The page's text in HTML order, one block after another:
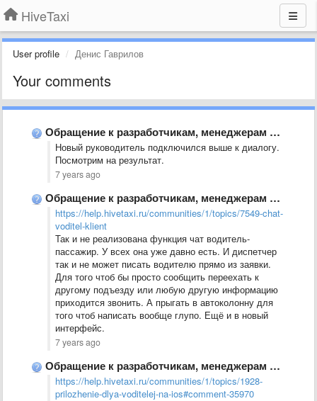
HiveTaxi
User profile Денис Гаврилов
Your comments
Обращение к разработчикам, менеджерам от руководителей действующих служб.
Новый руководитель подключился выше к диалогу.
Посмотрим на результат.
7 years ago
Обращение к разработчикам, менеджерам от руководителей действующих служб.
https://help.hivetaxi.ru/communities/1/topics/7549-chat-
voditel-klient
Так и не реализована функция чат водитель-
пассажир. У всех она уже давно есть. И диспетчер
так и не может писать водителю прямо из заявки.
Для того чтоб бы просто сообщить переехать к
другому подъезду или любую другую информацию
приходится звонить. А прыгать в автоколонну для
того чтоб написать вообще глупо. Ещё и в новый
интерфейс.
7 years ago
Обращение к разработчикам, менеджерам от руководителей действующих служб.
https://help.hivetaxi.ru/communities/1/topics/1928-
prilozhenie-dlya-voditelej-na-ios#comment-35970